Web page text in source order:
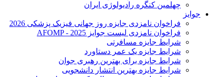
چهلمین کنگره رادیولوژی ایران
جوایز
فراخوان نامزدی جایزه روز جهانی فیزیک پزشکی 2026
فراخوان نامزدی لیست جوایز AFOMP - 2025
شرایط جایزه مسافرتی
شرایط جایزه یک عمر دستاورد
شرایط جایزه برای بهترین رهبری جوان
شرایط جایزه بهترین انتشار دانشجویی